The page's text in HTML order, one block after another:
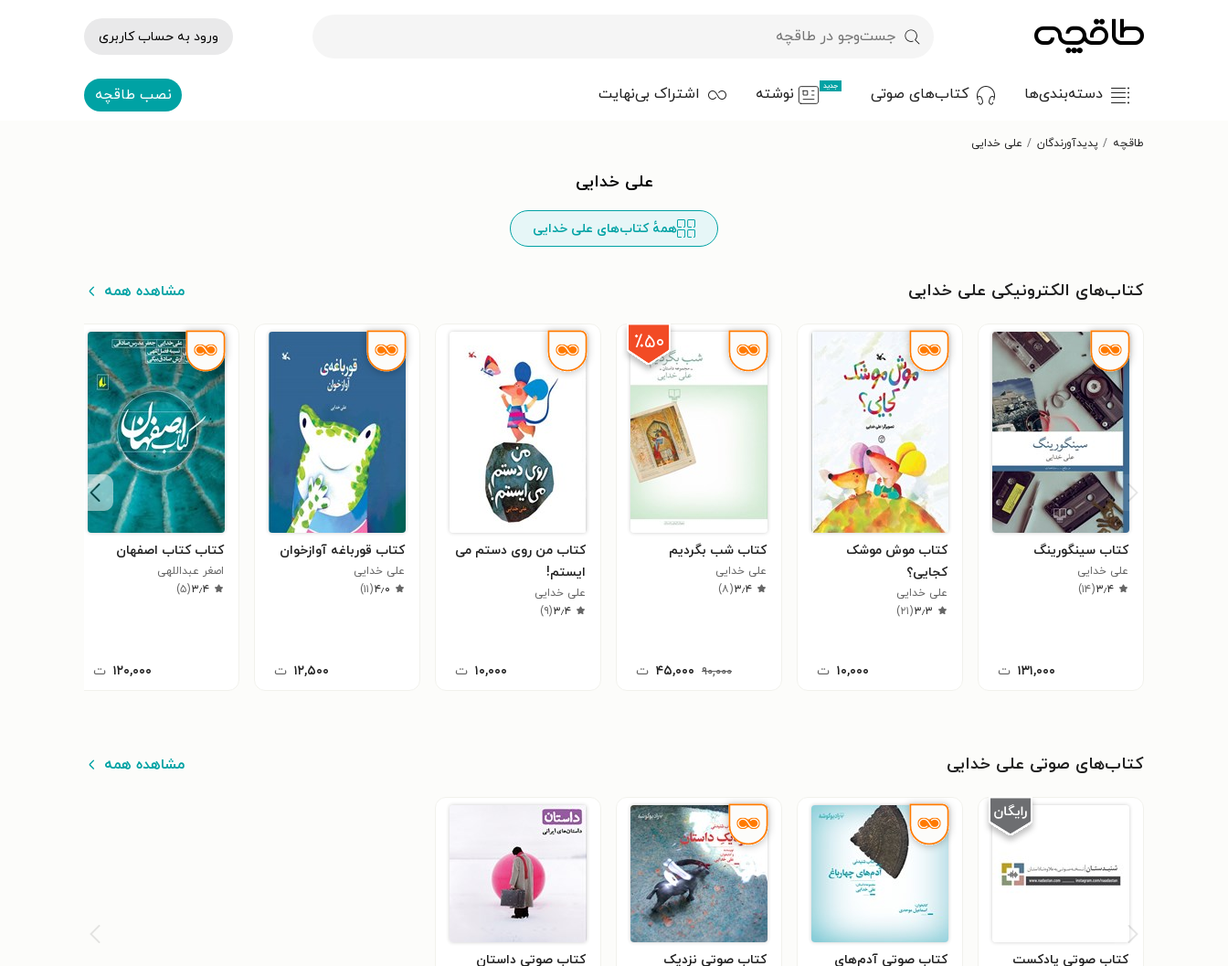
ورود به حساب کاربری
دسته‌بندی‌ها کتاب‌های صوتی جدید نوشته اشتراک بی‌نهایت نصب طاقچه
طاقچه پدیدآورندگان علی خدایی
علی خدایی
همهٔ کتاب‌های علی خدایی
کتاب‌های الکترونیکی علی خدایی مشاهده همه
کتاب سینگورینگ
علی خدایی
۳٫۴(۱۴)
۱۳۱,۰۰۰ ت
کتاب موش موشک
کجایی؟
علی خدایی
۳٫۳(۲۱)
۱۰,۰۰۰ ت
٪۵۰
کتاب شب بگردیم
علی خدایی
۳٫۴(۸)
۹۰,۰۰۰ ۴۵,۰۰۰ ت
کتاب من روی دستم می
ایستم!
علی خدایی
۳٫۴(۹)
۱۰,۰۰۰ ت
کتاب قورباغه آوازخوان
علی خدایی
۴٫۰(۱۱)
۱۲,۵۰۰ ت
کتاب کتاب اصفهان
اصغر عبداللهی
۳٫۴(۵)
۱۲۰,۰۰۰ ت
کتاب‌های صوتی علی خدایی مشاهده همه
کتاب صوتی پادکست
کتاب صوتی آدم‌های
کتاب صوتی نزدیک
کتاب صوتی داستان